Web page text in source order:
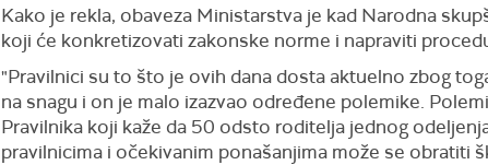
Kako je rekla, obaveza Ministarstva je kad Narodna
koji će konkretizovati zakonske norme i napraviti
"Pravilnici su to što je ovih dana dosta aktuelno zbog
na snagu i on je malo izazvao određene polemike.
Pravilnika koji kaže da 50 odsto roditelja jednog
pravilnicima i očekivanim ponašanjima može se obratiti